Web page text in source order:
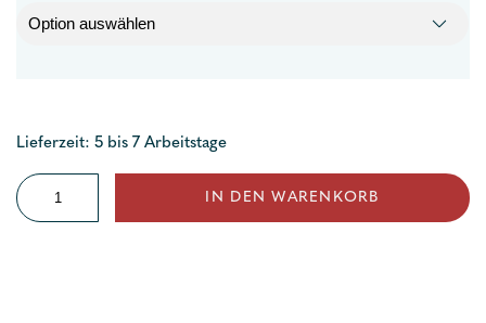
Lieferzeit: 5 bis 7 Arbeitstage
Starterbatterie
Excellent
IN DEN WARENKORB